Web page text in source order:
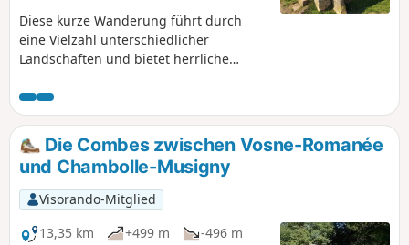
Diese kurze Wanderung führt durch
eine Vielzahl unterschiedlicher
Landschaften und bietet herrliche
Burgunds. Für Weinliebhaber führt sie
entlang der sehr prestigeträchtigen
Parzelle Romanée Conti.
Die Combes zwischen Vosne-Romanée
und Chambolle-Musigny
Visorando-Mitglied
13,35 km
+499 m
-496 m